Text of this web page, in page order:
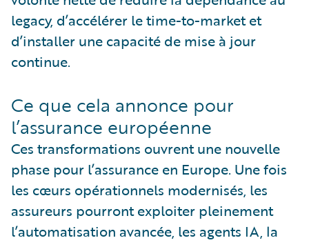
legacy, d’accélérer le time-to-market et
d’installer une capacité de mise à jour
continue.
Ce que cela annonce pour
l’assurance européenne
Ces transformations ouvrent une nouvelle
phase pour l’assurance en Europe. Une fois
les cœurs opérationnels modernisés, les
assureurs pourront exploiter pleinement
l’automatisation avancée, les agents IA, la